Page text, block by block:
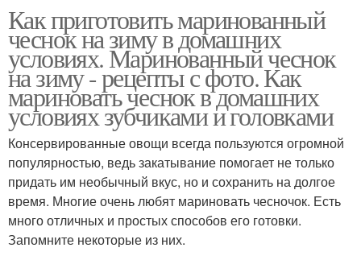
Как приготовить маринованный
чеснок на зиму в домашних
условиях. Маринованный чеснок
на зиму - рецепты с фото. Как
мариновать чеснок в домашних
условиях зубчиками и головками
Консервированные овощи всегда пользуются огромной
популярностью, ведь закатывание помогает не только
придать им необычный вкус, но и сохранить на долгое
время. Многие очень любят мариновать чесночок. Есть
много отличных и простых способов его готовки.
Запомните некоторые из них.